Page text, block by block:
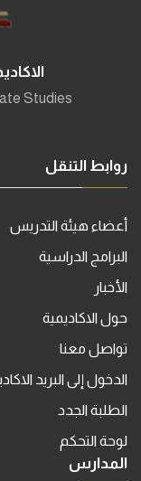
Studies
روابط التنقل
أعضاء هيئة التدريس
البرامج الدراسية
الأخبار
حول الاكاديمية
تواصل معنا
الدخول إلى البريد
الطلبة الجدد
لوحة التحكم
المدارس